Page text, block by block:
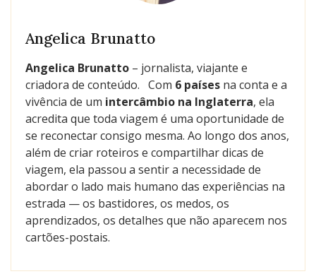
Angelica Brunatto
Angelica Brunatto – jornalista, viajante e
criadora de conteúdo. Com 6 países na conta e a
vivência de um intercâmbio na Inglaterra, ela
acredita que toda viagem é uma oportunidade de
se reconectar consigo mesma. Ao longo dos anos,
além de criar roteiros e compartilhar dicas de
viagem, ela passou a sentir a necessidade de
abordar o lado mais humano das experiências na
estrada — os bastidores, os medos, os
aprendizados, os detalhes que não aparecem nos
cartões-postais.